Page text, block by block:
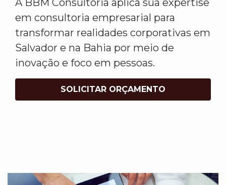
A BBM Consultoria aplica sua expertise
em consultoria empresarial para
transformar realidades corporativas em
Salvador e na Bahia por meio de
inovação e foco em pessoas.
SOLICITAR ORÇAMENTO